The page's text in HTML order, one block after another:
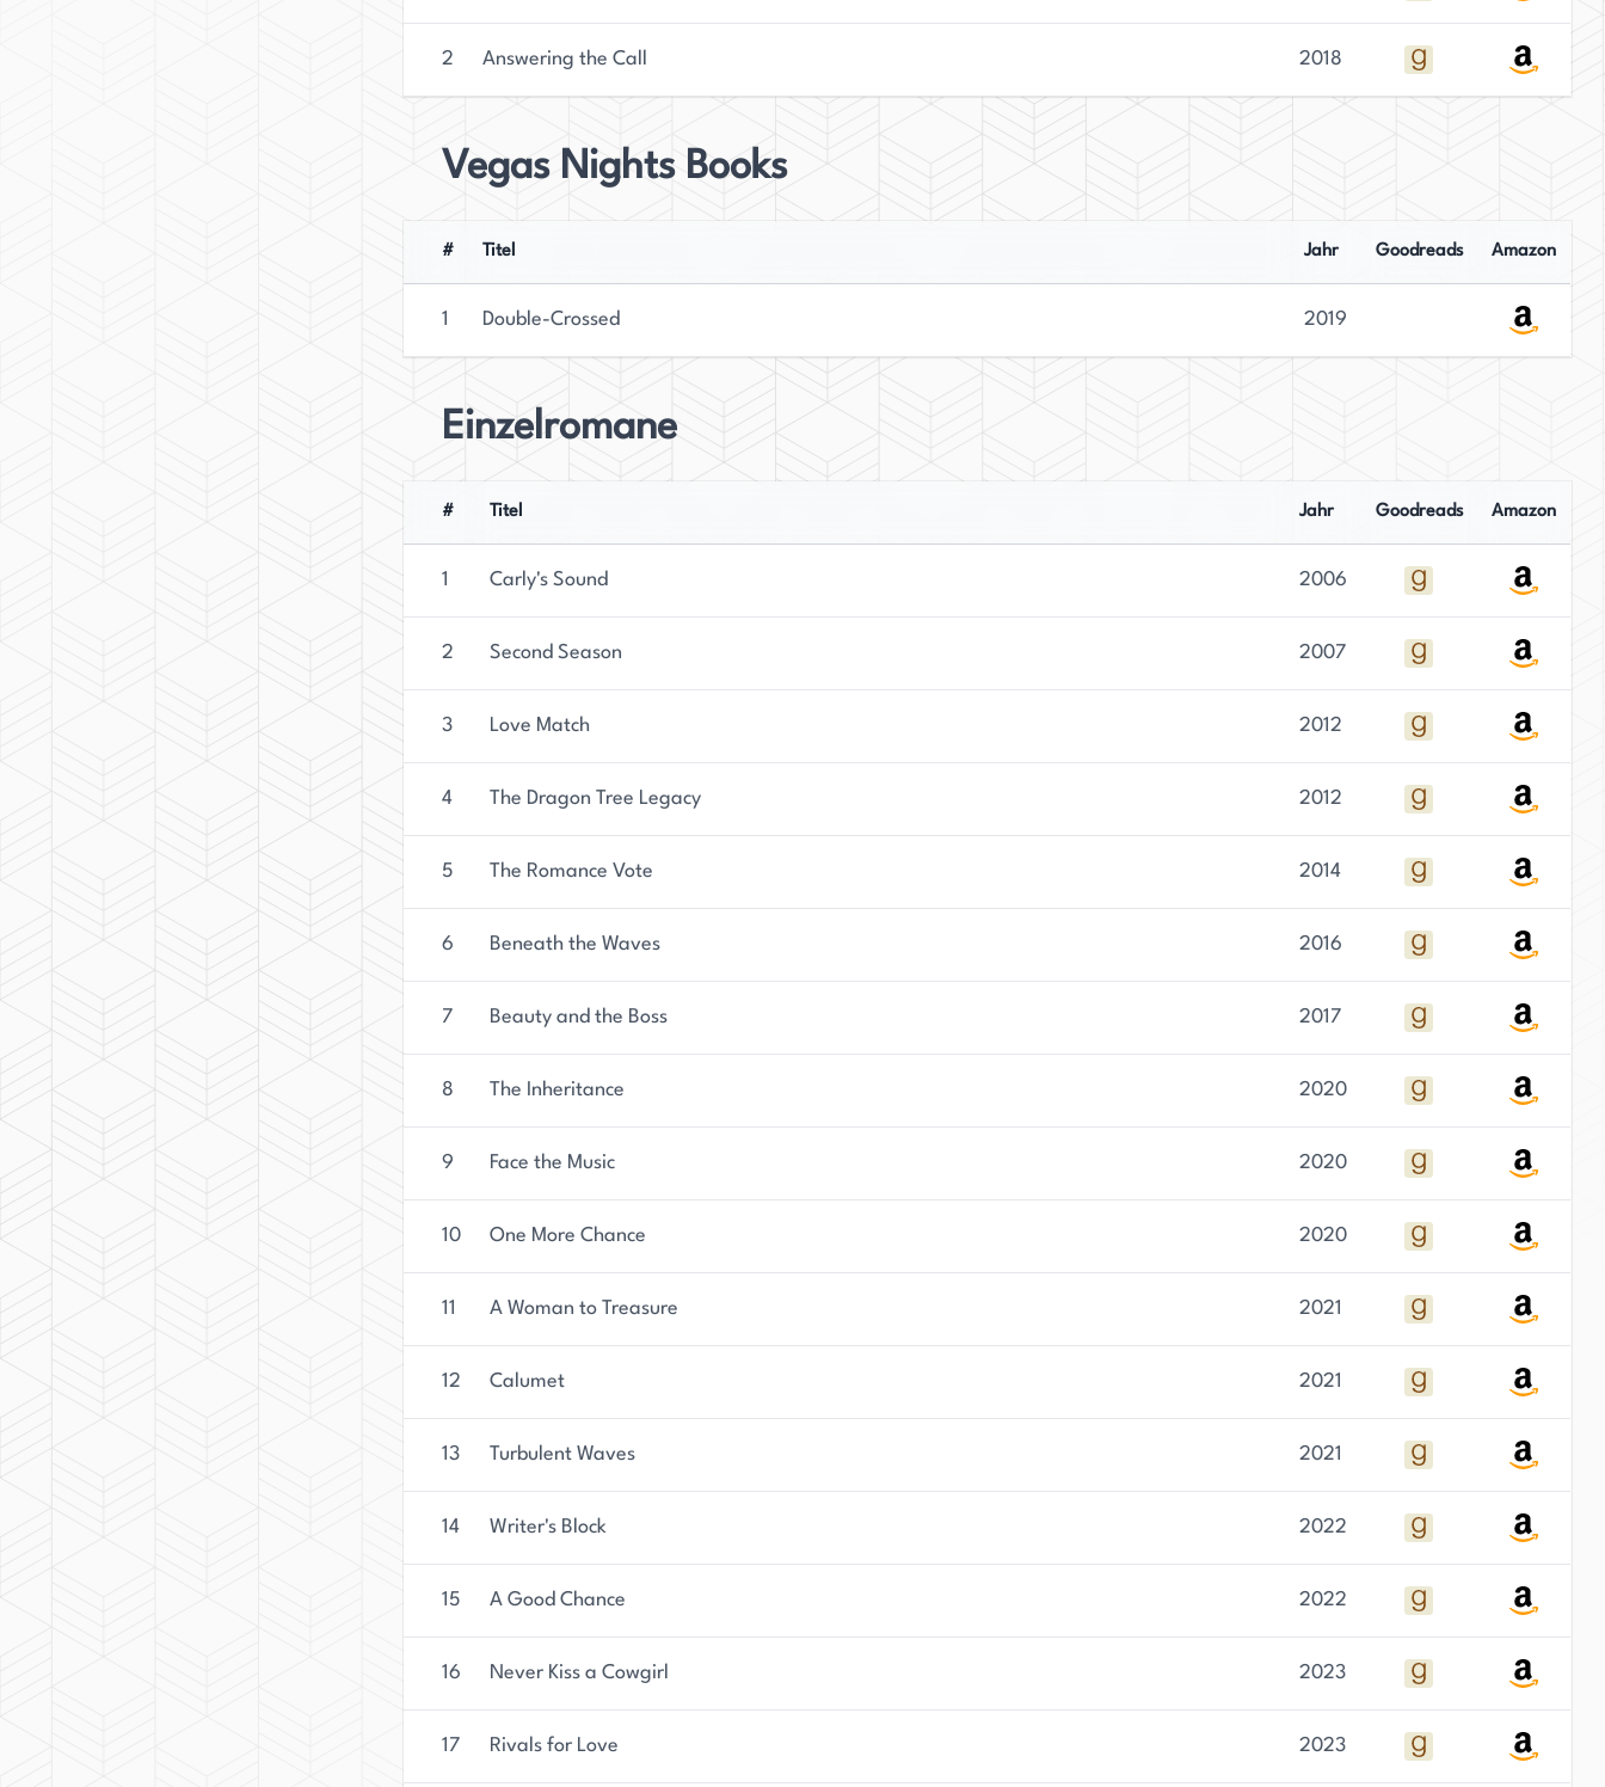
2 Answering the Call 2018
Vegas Nights Books
# Titel Jahr Goodreads Amazon
1 Double-Crossed 2019
Einzelromane
# Titel Jahr Goodreads Amazon
1 Carly's Sound 2006
2 Second Season 2007
3 Love Match 2012
4 The Dragon Tree Legacy 2012
5 The Romance Vote 2014
6 Beneath the Waves 2016
7 Beauty and the Boss 2017
8 The Inheritance 2020
9 Face the Music 2020
10 One More Chance 2020
11 A Woman to Treasure 2021
12 Calumet 2021
13 Turbulent Waves 2021
14 Writer's Block 2022
15 A Good Chance 2022
16 Never Kiss a Cowgirl 2023
17 Rivals for Love 2023